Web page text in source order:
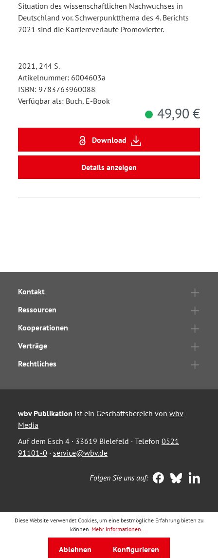
Situation des wissenschaftlichen Nachwuchses in
Deutschland vor. Schwerpunktthema des 4. Berichts
2021 sind die Karriereverläufe Promovierter.
2021, 244 S.
Artikelnummer: 6004603a
ISBN: 9783763960088
Verfügbar als: Buch, E-Book
49,90 €
Download
Details anzeigen
Kontakt
Ressourcen
Kooperationen
Verträge
Rechtliches
wbv Publikation ist ein Geschäftsbereich von wbv
Media
Auf dem Esch 4 · 33619 Bielefeld · Telefon 0521
91101-0 · service@wbv.de
Folgen Sie uns auf:
Diese Website verwendet Cookies, um eine bestmögliche Erfahrung bieten zu
können. Mehr Informationen ...
Ablehnen Konfigurieren